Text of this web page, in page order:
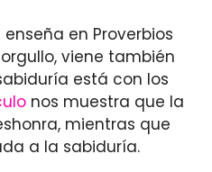
en Proverbios
orgullo, viene también
está con los
nos muestra que la
mientras que
a la sabiduría.